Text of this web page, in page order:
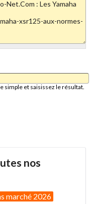
simple et saisissez le résultat.
nos
marché 2026